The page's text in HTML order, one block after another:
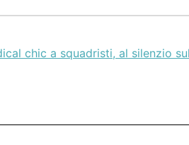
chic a squadristi, al silenzio